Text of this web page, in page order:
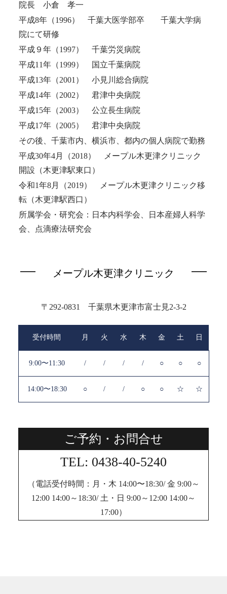
院長 小倉 孝一
平成8年（1996） 千葉大医学部卒 千葉大学病
院にて研修
平成９年（1997） 千葉労災病院
平成11年（1999） 国立千葉病院
平成13年（2001） 小見川総合病院
平成14年（2002） 君津中央病院
平成15年（2003） 公立長生病院
平成17年（2005） 君津中央病院
その後、千葉市内、横浜市、都内の個人病院で勤務
平成30年4月（2018） メープル木更津クリニック
開設（木更津駅東口）
令和1年8月（2019） メープル木更津クリニック移
転（木更津駅西口）
所属学会・研究会：日本内科学会、日本産婦人科学
会、点滴療法研究会
メープル木更津クリニック
〒292-0831 千葉県木更津市富士見2-3-2
受付時間 月 火 水 木 金 土 日
9:00〜11:30 / / / / ○ ○ ○
14:00〜18:30 ○ / / ○ ○ ☆ ☆
ご予約・お問合せ
TEL: 0438-40-5240
（電話受付時間：月・木 14:00〜18:30/ 金 9:00～
12:00 14:00～18:30/ 土・日 9:00～12:00 14:00～
17:00）